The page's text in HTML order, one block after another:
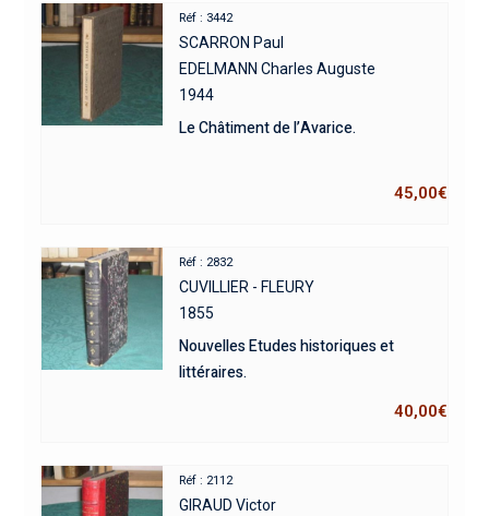
Réf : 3442
SCARRON Paul
EDELMANN Charles Auguste
1944
Le Châtiment de l’Avarice.
45,00€
Réf : 2832
CUVILLIER - FLEURY
1855
Nouvelles Etudes historiques et
littéraires.
40,00€
Réf : 2112
GIRAUD Victor